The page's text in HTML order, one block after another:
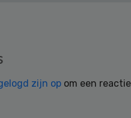
zijn op om een